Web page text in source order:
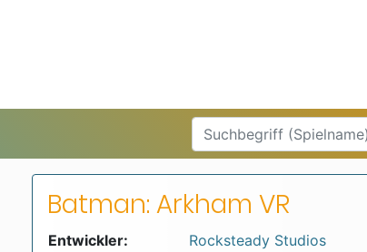
Batman: Arkham VR
Entwickler:
Rocksteady Studios